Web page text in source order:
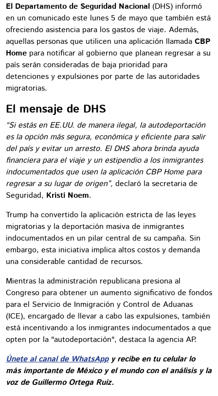
El Departamento de Seguridad Nacional (DHS) informó
en un comunicado este lunes 5 de mayo que también está
ofreciendo asistencia para los gastos de viaje. Además,
aquellas personas que utilicen una aplicación llamada CBP
Home para notificar al gobierno que planean regresar a su
país serán consideradas de baja prioridad para
detenciones y expulsiones por parte de las autoridades
migratorias.
El mensaje de DHS
“Si estás en EE.UU. de manera ilegal, la autodeportación
es la opción más segura, económica y eficiente para salir
del país y evitar un arresto. El DHS ahora brinda ayuda
financiera para el viaje y un estipendio a los inmigrantes
indocumentados que usen la aplicación CBP Home para
regresar a su lugar de origen”, declaró la secretaria de
Seguridad, Kristi Noem.
Trump ha convertido la aplicación estricta de las leyes
migratorias y la deportación masiva de inmigrantes
indocumentados en un pilar central de su campaña. Sin
embargo, esta iniciativa implica altos costos y demanda
una considerable cantidad de recursos.
Mientras la administración republicana presiona al
Congreso para obtener un aumento significativo de fondos
para el Servicio de Inmigración y Control de Aduanas
(ICE), encargado de llevar a cabo las expulsiones, también
está incentivando a los inmigrantes indocumentados a que
opten por la "autodeportación", destaca la agencia AP.
Únete al canal de WhatsAppy recibe en tu celular lo
más importante de México y el mundo con el análisis y la
voz de Guillermo Ortega Ruiz.